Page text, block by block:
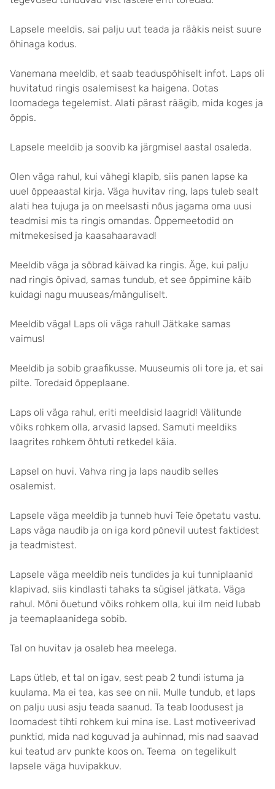
Lapsele meeldis, sai palju uut teada ja rääkis neist suure
õhinaga kodus.
Vanemana meeldib, et saab teaduspõhiselt infot. Laps oli
huvitatud ringis osalemisest ka haigena. Ootas
loomadega tegelemist. Alati pärast räägib, mida koges ja
õppis.
Lapsele meeldib ja soovib ka järgmisel aastal osaleda.
Olen väga rahul, kui vähegi klapib, siis panen lapse ka
uuel õppeaastal kirja. Väga huvitav ring, laps tuleb sealt
alati hea tujuga ja on meelsasti nõus jagama oma uusi
teadmisi mis ta ringis omandas. Õppemeetodid on
mitmekesised ja kaasahaaravad!
Meeldib väga ja sõbrad käivad ka ringis. Äge, kui palju
nad ringis õpivad, samas tundub, et see õppimine käib
kuidagi nagu muuseas/mänguliselt.
Meeldib väga! Laps oli väga rahul! Jätkake samas
vaimus!
Meeldib ja sobib graafikusse. Muuseumis oli tore ja, et sai
pilte. Toredaid õppeplaane.
Laps oli väga rahul, eriti meeldisid laagrid! Välitunde
võiks rohkem olla, arvasid lapsed. Samuti meeldiks
laagrites rohkem õhtuti retkedel käia.
Lapsel on huvi. Vahva ring ja laps naudib selles
osalemist.
Lapsele väga meeldib ja tunneb huvi Teie õpetatu vastu.
Laps väga naudib ja on iga kord põnevil uutest faktidest
ja teadmistest.
Lapsele väga meeldib neis tundides ja kui tunniplaanid
klapivad, siis kindlasti tahaks ta sügisel jätkata. Väga
rahul. Mõni õuetund võiks rohkem olla, kui ilm neid lubab
ja teemaplaanidega sobib.
Tal on huvitav ja osaleb hea meelega.
Laps ütleb, et tal on igav, sest peab 2 tundi istuma ja
kuulama. Ma ei tea, kas see on nii. Mulle tundub, et laps
on palju uusi asju teada saanud. Ta teab loodusest ja
loomadest tihti rohkem kui mina ise. Last motiveerivad
punktid, mida nad koguvad ja auhinnad, mis nad saavad
kui teatud arv punkte koos on. Teema on tegelikult
lapsele väga huvipakkuv.